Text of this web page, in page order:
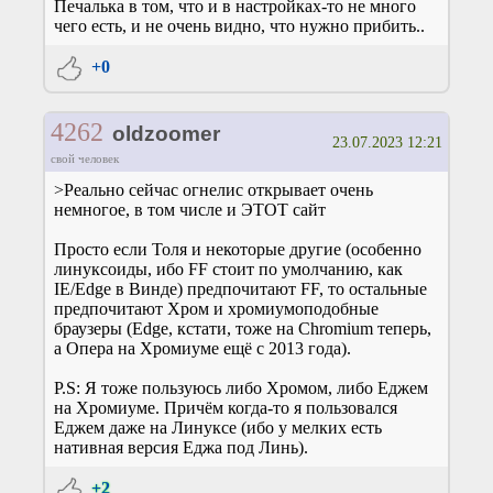
Печалька в том, что и в настройках-то не много
чего есть, и не очень видно, что нужно прибить..
+0
4262 oldzoomer
свой человек
23.07.2023 12:21
>Реально сейчас огнелис открывает очень
немногое, в том числе и ЭТОТ сайт
Просто если Толя и некоторые другие (особенно
линуксоиды, ибо FF стоит по умолчанию, как
IE/Edge в Винде) предпочитают FF, то остальные
предпочитают Хром и хромиумоподобные
браузеры (Edge, кстати, тоже на Chromium теперь,
а Опера на Хромиуме ещё с 2013 года).
P.S: Я тоже пользуюсь либо Хромом, либо Еджем
на Хромиуме. Причём когда-то я пользовался
Еджем даже на Линуксе (ибо у мелких есть
нативная версия Еджа под Линь).
+2